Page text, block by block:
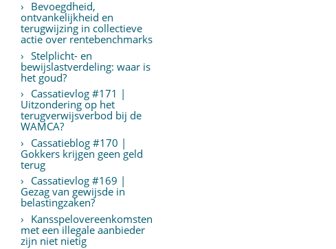
Bevoegdheid,
ontvankelijkheid en
terugwijzing in collectieve
actie over rentebenchmarks
Stelplicht- en
bewijslastverdeling: waar is
het goud?
Cassatievlog #171 |
Uitzondering op het
terugverwijsverbod bij de
WAMCA?
Cassatieblog #170 |
Gokkers krijgen geen geld
terug
Cassatievlog #169 |
Gezag van gewijsde in
belastingzaken?
Kansspelovereenkomsten
met een illegale aanbieder
zijn niet nietig